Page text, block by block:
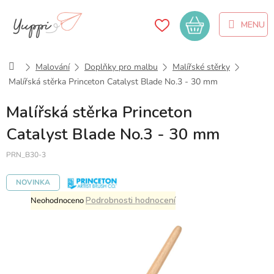
obsah
Nákupní
košík
DomůMalování Doplňky pro malbu
Malířské stěrky
Malířská stěrka Princeton Catalyst Blade No.3 - 30 mm
Malířská stěrka Princeton
Catalyst Blade No.3 - 30 mm
PRN_B30-3
NOVINKA
Průměrné
hodnocení
NeohodnocenoPodrobnosti hodnocení